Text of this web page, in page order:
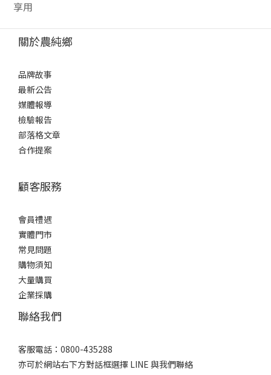
享用
關於農純鄉
品牌故事
最新公告
媒體報導
檢驗報告
部落格文章
合作提案
顧客服務
會員禮遇
實體門市
常見問題
購物須知
大量購買
企業採購
聯絡我們
客服電話：0800-435288
亦可於網站右下方對話框選擇 LINE 與我們聯絡